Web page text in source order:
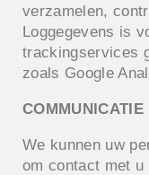
verzamelen,
Loggegevens is
trackingservices
zoals Google
COMMUNICATIE
We kunnen uw
om contact met u